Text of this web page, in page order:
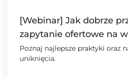
[Webinar] Jak dobrze
zapytanie ofertowe na
Poznaj najlepsze praktyki oraz
uniknięcia.